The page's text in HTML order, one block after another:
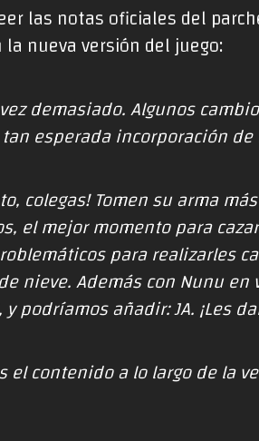
las notas oficiales del
nueva versión del juego:
demasiado. Algunos
esperada incorporación
colegas! Tomen su arma
el mejor momento para
para realizarles
nieve. Además conNunu en
podríamos añadir: JA. ¡Les
el contenido a lo largo de la